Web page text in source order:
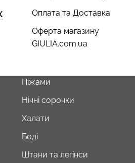
Оплата та Доставка
Оферта магазину
GIULIA.com.ua
Піжами
Нічні сорочки
Халати
Боді
Штани та легінси